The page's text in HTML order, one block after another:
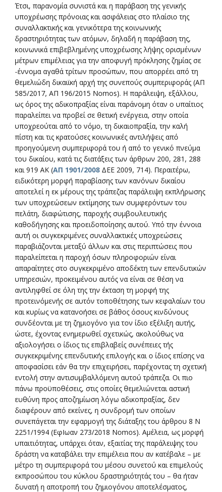
Έτσι, παρανομία συνιστά και η παράβαση της γενικής
υποχρέωσης πρόνοιας και ασφάλειας στο πλαίσιο της
συναλλακτικής και γενικότερα της κοινωνικής
δραστηριότητας των ατόμων, δηλαδή η παράβαση της,
κοινωνικά επιβεβλημένης υποχρέωσης λήψης ορισμένων
μέτρων επιμέλειας για την αποφυγή πρόκλησης ζημίας σε
-έννομα αγαθά τρίτων προσώπων, που απορρέει από τη
θεμελιώδη δικαιϊκή αρχή της συνεπούς συμπεριφοράς (ΑΠ
585/2017, ΑΠ 196/2015 Nomos). Η παράλειψη, εξάλλου,
ως όρος της αδικοπραξίας είναι παράνομη όταν ο υπαίτιος
παραλείπει να προβεί σε θετική ενέργεια, στην οποία
υποχρεούται από το νόμο, τη δικαιοπραξία, την καλή
πίστη και τις κρατούσες κοινωνικές αντιλήψεις από
προηγούμενη συμπεριφορά του ή από το γενικό πνεύμα
του δικαίου, κατά τις διατάξεις των άρθρων 200, 281, 288
και 919 ΑΚ (ΑΠ 1901/2008 ΔΕΕ 2009, 714). Περαιτέρω,
ειδικότερη μορφή παραβίασης των κανόνων δικαίου
αποτελεί η εκ μέρους της τράπεζας παράλειψη εκπλήρωσης
των υποχρεώσεων εκτίμησης των συμφερόντων του
πελάτη, διαφώτισης, παροχής συμβουλευτικής
καθοδήγησης και προειδοποίησης αυτού. Υπό την έννοια
αυτή οι συγκεκριμένες συναλλακτικές υποχρεώσεις
παραβιάζονται μεταξύ άλλων και στις περιπτώσεις που
παραλείπεται η παροχή όσων πληροφοριών είναι
απαραίτητες στο συγκεκριμένο αποδέκτη των επενδυτικών
υπηρεσιών, προκειμένου αυτός να είναι σε θέση να
αντιληφθεί σε όλη της την έκταση τη μορφή της
προτεινόμενής σε αυτόν τοποθέτησης των κεφαλαίων του
και κυρίως να κατανοήσει σε βάθος όσους κινδύνους
συνδέονται με τη ζημιογόνο για τον ίδιο εξέλιξη αυτής,
ώστε, έχοντας ενημερωθεί σχετικώς, ακολούθως να
αξιολογήσει ο ίδιος τις επιβλαβείς συνέπειες τής
συγκεκριμένης επενδυτικής επιλογής και ο ίδιος επίσης να
αποφασίσει εάν θα την επιχειρήσει, παρέχοντας τη σχετική
εντολή στην αντισυμβαλλόμενη αυτού τράπεζα. Οι πιο
πάνω προϋποθέσεις, στις οποίες θεμελιώνεται αστική
ευθύνη προς αποζημίωση λόγω αδικοπραξίας, δεν
διαφέρουν από εκείνες, η συνδρομή των οποίων
συνεπάγεται την εφαρμογή της διάταξης του άρθρου 8 Ν
2251/1994 (ΕφΙωαν 273/2018 Nomos). Αμέλεια, ως μορφή
υπαιτιότητας, υπάρχει όταν, εξαιτίας της παράλειψης του
δράστη να καταβάλει την επιμέλεια που αν κατέβαλε – με
μέτρο τη συμπεριφορά του μέσου συνετού και επιμελούς
εκπροσώπου του κύκλου δραστηριότητάς του – θα ήταν
δυνατή η αποτροπή του ζημιογόνου αποτελέσματος,